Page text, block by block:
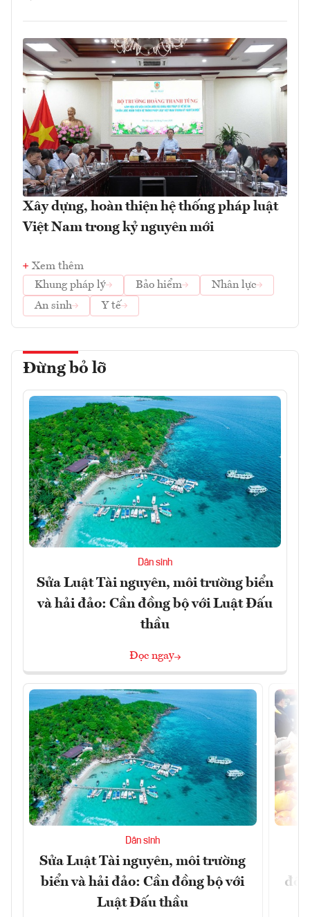
Xây dựng, hoàn thiện hệ thống pháp luật
Việt Nam trong kỷ nguyên mới
Xem thêm
Khung pháp lý
Bảo hiểm
Nhân lực
An sinh
Y tế
Đừng bỏ lỡ
Dân sinh
Sửa Luật Tài nguyên, môi trường biển
và hải đảo: Cần đồng bộ với Luật Đấu
thầu
Đọc ngay
Dân sinh
Sửa Luật Tài nguyên, môi trường
biển và hải đảo: Cần đồng bộ với
Luật Đấu thầu